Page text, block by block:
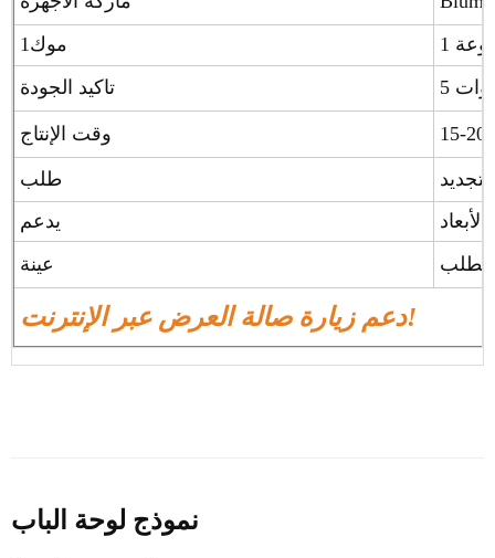
موك1
تاكيد الجودة
وقت الإنتاج
طلب
يدعم
عينة
دعم زيارة صالة العرض عبر الإنترنت!
نموذج لوحة الباب